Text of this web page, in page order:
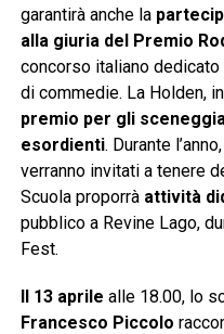
garantirà anche la
alla giuria del Premio
concorso italiano
di commedie. La Holden,
premio per gli
esordienti. Durante
verranno invitati a tenere
Scuola proporrà attività
pubblico a Revine Lago,
Fest.
Il 13 aprile alle 18.00, lo
Francesco Piccolo